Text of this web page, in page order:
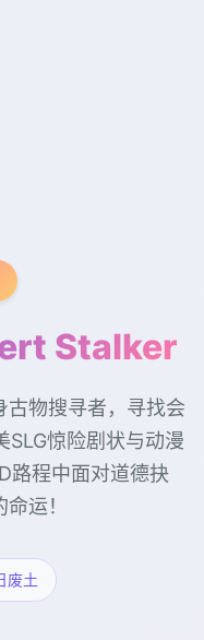
Stalker
古物搜寻者，寻找会
SLG惊险剧状与动漫
路程中面对道德抉
运！
废土